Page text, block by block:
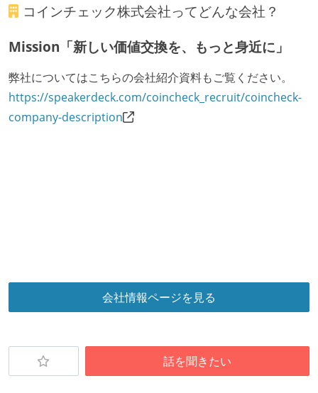
コインチェック株式会社ってどんな会社？
Mission「新しい価値交換を、もっと身近に」
弊社についてはこちらの会社紹介資料もご覧ください。
https://speakerdeck.com/coincheck_recruit/coincheck-
company-description
会社情報ページを見る
話を聞きたい